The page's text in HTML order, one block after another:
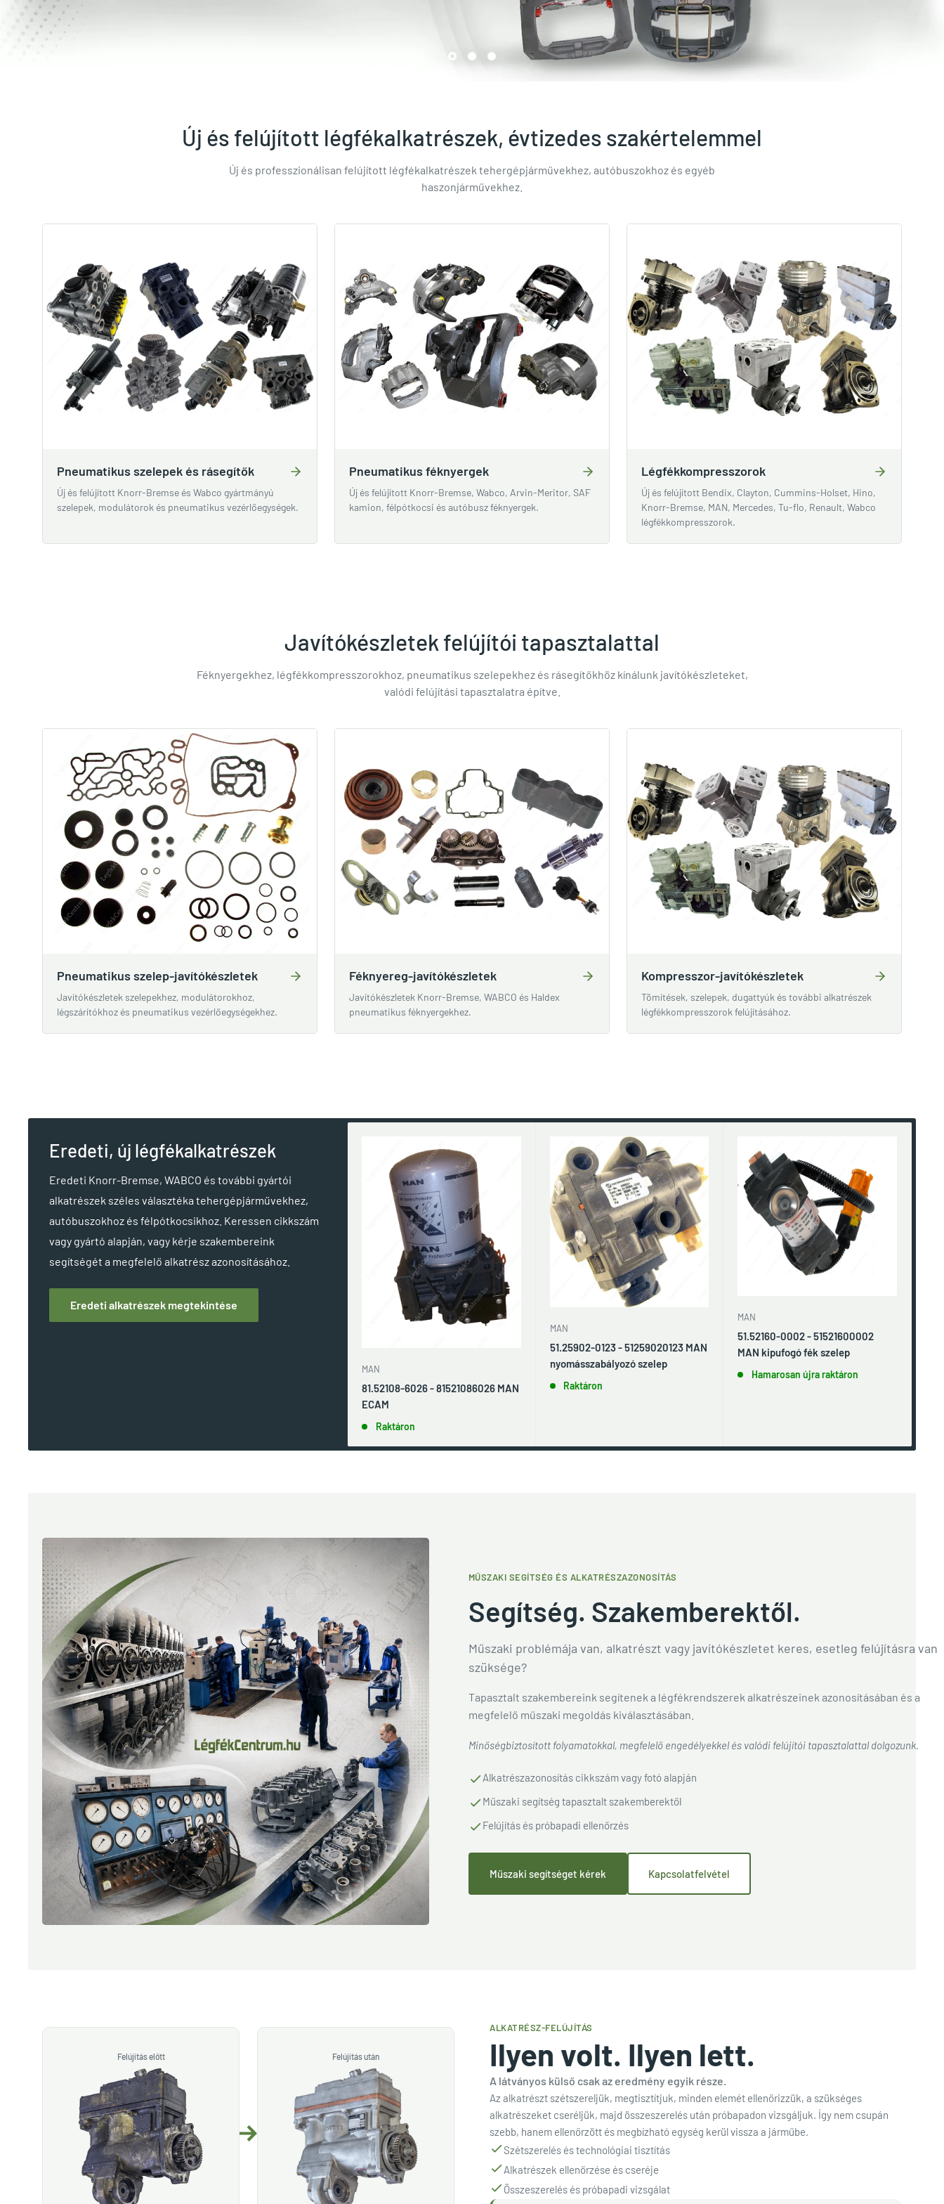
Új és felújított légfékalkatrészek, évtizedes szakértelemmel
Új és professzionálisan felújított légfékalkatrészek tehergépjárművekhez, autóbuszokhoz és egyéb
haszonjárművekhez.
Pneumatikus szelepek és rásegítők
Új és felújított Knorr-Bremse és Wabco gyártmányú
szelepek, modulátorok és pneumatikus vezérlőegységek.
Pneumatikus féknyergek
Új és felújított Knorr-Bremse, Wabco, Arvin-Meritor, SAF
kamion, félpótkocsi és autóbusz féknyergek.
Légfékkompresszorok
Új és felújított Bendix, Clayton, Cummins-Holset, Hino,
Knorr-Bremse, MAN, Mercedes, Tu-flo, Renault, Wabco
légfékkompresszorok.
Javítókészletek felújítói tapasztalattal
Féknyergekhez, légfékkompresszorokhoz, pneumatikus szelepekhez és rásegítőkhöz kínálunk javítókészleteket,
valódi felújítási tapasztalatra építve.
Pneumatikus szelep-javítókészletek
Javítókészletek szelepekhez, modulátorokhoz,
légszárítókhoz és pneumatikus vezérlőegységekhez.
Féknyereg-javítókészletek
Javítókészletek Knorr-Bremse, WABCO és Haldex
pneumatikus féknyergekhez.
Kompresszor-javítókészletek
Tömítések, szelepek, dugattyúk és további alkatrészek
légfékkompresszorok felújításához.
Eredeti, új légfékalkatrészek
Eredeti Knorr-Bremse, WABCO és további gyártói
alkatrészek széles választéka tehergépjárművekhez,
autóbuszokhoz és félpótkocsikhoz. Keressen cikkszám
vagy gyártó alapján, vagy kérje szakembereink
segítségét a megfelelő alkatrész azonosításához.
Eredeti alkatrészek megtekintése
MAN
81.52108-6026 - 81521086026 MAN
ECAM
Raktáron
MAN
51.25902-0123 - 51259020123 MAN
nyomásszabályozó szelep
Raktáron
MAN
51.52160-0002 - 51521600002
MAN kipufogó fék szelep
Hamarosan újra raktáron
MŰSZAKI SEGÍTSÉG ÉS ALKATRÉSZAZONOSÍTÁS
Segítség. Szakemberektől.
Műszaki problémája van, alkatrészt vagy javítókészletet keres, esetleg felújításra van
szüksége?
Tapasztalt szakembereink segítenek a légfékrendszerek alkatrészeinek azonosításában és a
megfelelő műszaki megoldás kiválasztásában.
Minőségbiztosított folyamatokkal, megfelelő engedélyekkel és valódi felújítói tapasztalattal dolgozunk.
Alkatrészazonosítás cikkszám vagy fotó alapján
Műszaki segítség tapasztalt szakemberektől
Felújítás és próbapadi ellenőrzés
Műszaki segítséget kérek Kapcsolatfelvétel
Felújítás előtt Felújítás után
ALKATRÉSZ-FELÚJÍTÁS
Ilyen volt. Ilyen lett.
A látványos külső csak az eredmény egyik része.
Az alkatrészt szétszereljük, megtisztítjuk, minden elemét ellenőrizzük, a szükséges
alkatrészeket cseréljük, majd összeszerelés után próbapadon vizsgáljuk. Így nem csupán
szebb, hanem ellenőrzött és megbízható egység kerül vissza a járműbe.
Szétszerelés és technológiai tisztítás
Alkatrészek ellenőrzése és cseréje
Összeszerelés és próbapadi vizsgálat